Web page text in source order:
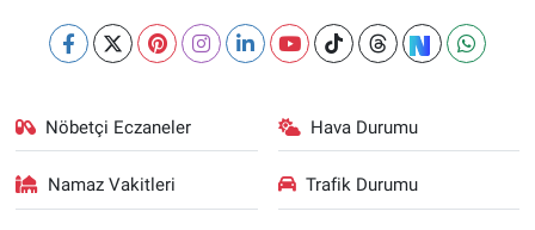
Nöbetçi Eczaneler Hava Durumu
Namaz Vakitleri Trafik Durumu